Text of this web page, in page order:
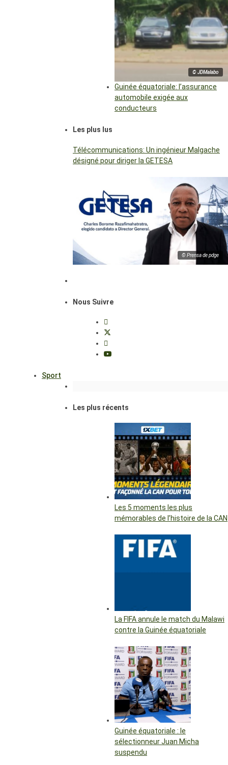
© JDMalabo
Guinée équatoriale: l’assurance
automobile exigée aux
conducteurs
Les plus lus
Télécommunications: Un ingénieur Malgache
désigné pour diriger la GETESA
© Prensa de pdge
Nous Suivre
Sport
Les plus récents
Les 5 moments les plus
mémorables de l’histoire de la CAN
La FIFA annule le match du Malawi
contre la Guinée équatoriale
Guinée équatoriale : le
sélectionneur Juan Micha
suspendu